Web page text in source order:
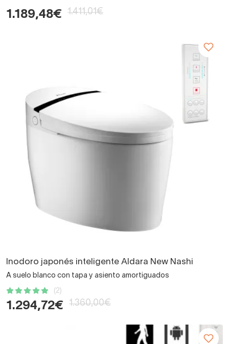
1.189,48€ 1.411,01€
Inodoro japonés inteligente Aldara New Nashi
A suelo blanco con tapa y asiento amortiguados
(2)
1.294,72€ 1.360,00€